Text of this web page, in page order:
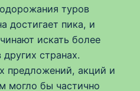
туров
достигает пика, и
искать более
странах.
предложений, акций и
могло бы частично